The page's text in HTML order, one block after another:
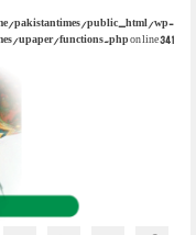
pakistantimes/public_html/wp-
upaper/functions.php on line341